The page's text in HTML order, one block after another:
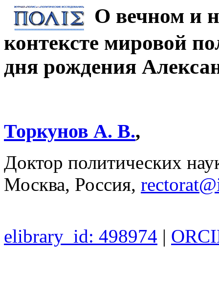
О вечном и
контексте мировой
дня рождения
Торкунов А. В.,
Доктор политических
Москва, Россия,
elibrary_id: 498974 |